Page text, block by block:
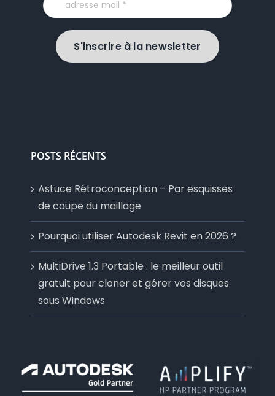
S'inscrire à la newsletter
POSTS RÉCENTS
Astuce Rétroconception – Par esquisses
de coupe du maillage
Pourquoi utiliser Autodesk Revit en 2026 ?
MultiDrive 1.3 Portable : le meilleur outil
gratuit pour cloner et gérer vos disques
sous Windows